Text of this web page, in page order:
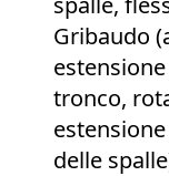
Gribaudo
tronco,
delle